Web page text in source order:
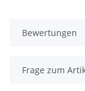
Bewertungen
Frage zum